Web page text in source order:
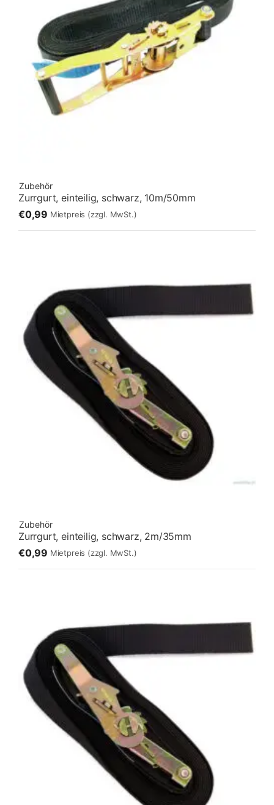
Zubehör
Zurrgurt, einteilig, schwarz, 10m/50mm
€0,99 Mietpreis (zzgl. MwSt.)
Zubehör
Zurrgurt, einteilig, schwarz, 2m/35mm
€0,99 Mietpreis (zzgl. MwSt.)